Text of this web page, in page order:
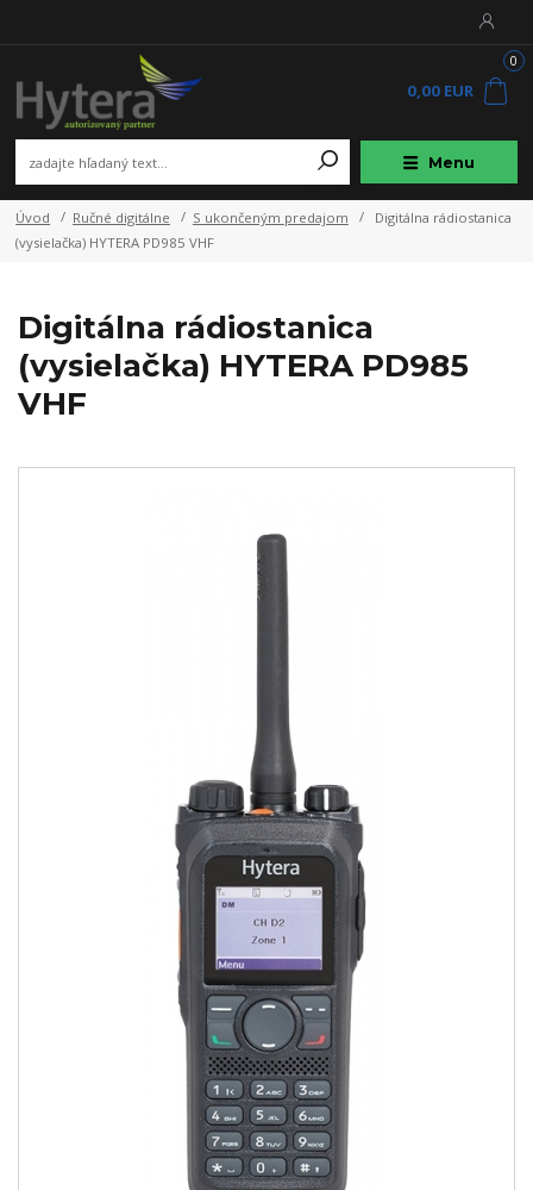
Menu
0
0,00 EUR
Úvod Ručné digitálne S ukončeným predajom
Digitálna rádiostanica
(vysielačka) HYTERA PD985 VHF
Digitálna rádiostanica
(vysielačka) HYTERA PD985
VHF